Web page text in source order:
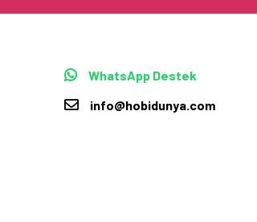
WhatsApp Destek
info@hobidunya.com